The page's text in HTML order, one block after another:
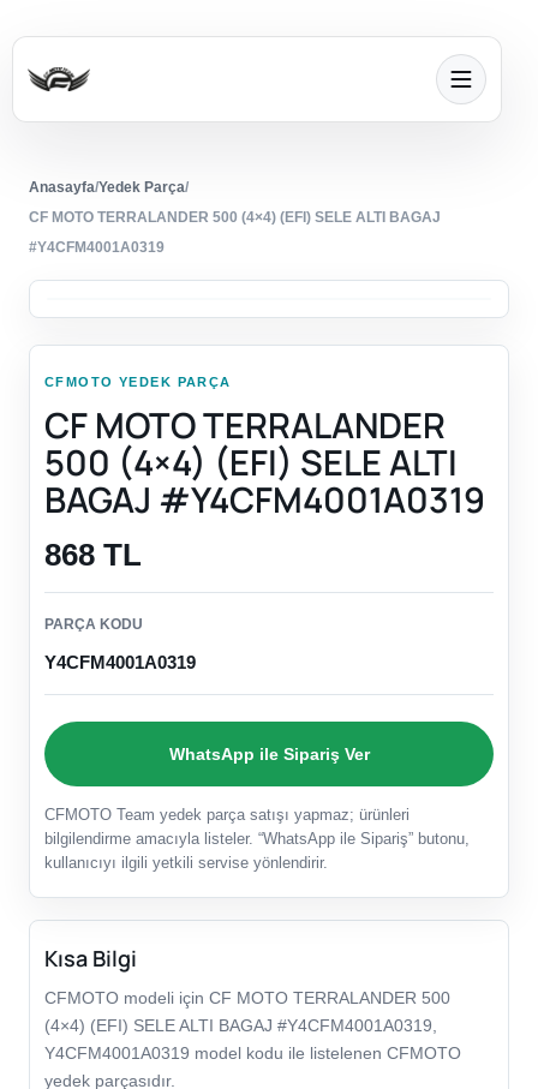
Anasayfa/Yedek Parça/
CF MOTO TERRALANDER 500 (4×4) (EFI) SELE ALTI BAGAJ
#Y4CFM4001A0319
CFMOTO YEDEK PARÇA
CF MOTO TERRALANDER
500 (4×4) (EFI) SELE ALTI
BAGAJ #Y4CFM4001A0319
868 TL
PARÇA KODU
Y4CFM4001A0319
WhatsApp ile Sipariş Ver
CFMOTO Team yedek parça satışı yapmaz; ürünleri
bilgilendirme amacıyla listeler. “WhatsApp ile Sipariş” butonu,
kullanıcıyı ilgili yetkili servise yönlendirir.
Kısa Bilgi
CFMOTO modeli için CF MOTO TERRALANDER 500
(4×4) (EFI) SELE ALTI BAGAJ #Y4CFM4001A0319,
Y4CFM4001A0319 model kodu ile listelenen CFMOTO
yedek parçasıdır.